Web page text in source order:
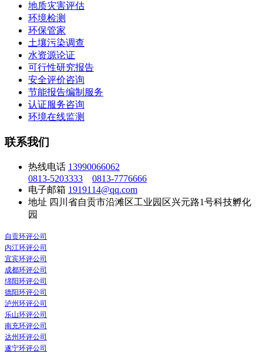
地质灾害评估
环境检测
环保管家
土壤污染调查
水资源论证
可行性研究报告
安全评价咨询
节能报告编制服务
认证服务咨询
环境在线监测
联系我们
热线电话 13990066062
0813-5203333
0813-7776666
电子邮箱 1919114@qq.com
地址 四川省自贡市沿滩区工业园区兴元路1号科技孵化
园
自贡环评公司
内江环评公司
宜宾环评公司
成都环评公司
绵阳环评公司
德阳环评公司
泸州环评公司
乐山环评公司
南充环评公司
达州环评公司
遂宁环评公司